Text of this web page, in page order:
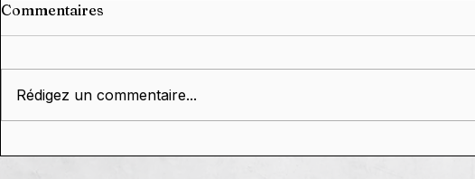
🗓️ Agenda 2026,
Commentaires
Rédigez un commentaire...